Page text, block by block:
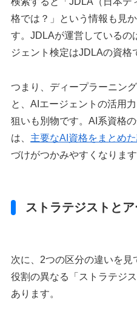
格では？」という情報も見
す。JDLAが運営しているの
ジェント検定はJDLAの資格
つまり、ディープラーニン
と、AIエージェントの活用
狙いも別物です。AI系資格
は、 主要なAI資格をまとめ
づけがつかみやすくなります
ストラテジストと
次に、2つの区分の違いを見
役割の異なる「ストラテジ
あります。